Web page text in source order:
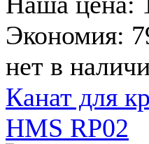
Экономия:
нет в
Канат для
HMS RP02